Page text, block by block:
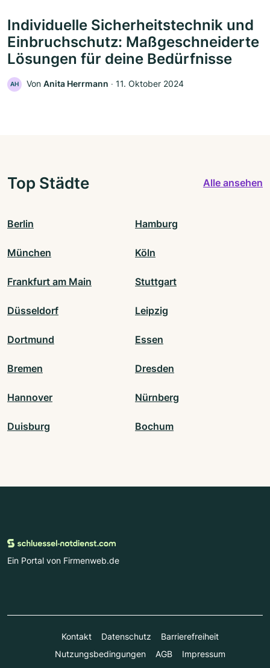
Individuelle Sicherheitstechnik und
Einbruchschutz: Maßgeschneiderte
Lösungen für deine Bedürfnisse
AH Von Anita Herrmann ‧ 11. Oktober 2024
Top Städte Alle ansehen
Berlin Hamburg
München Köln
Frankfurt am Main Stuttgart
Düsseldorf Leipzig
Dortmund Essen
Bremen Dresden
Hannover Nürnberg
Duisburg Bochum
Ein Portal von Firmenweb.de
Kontakt Datenschutz
Barrierefreiheit
Nutzungsbedingungen
AGB Impressum